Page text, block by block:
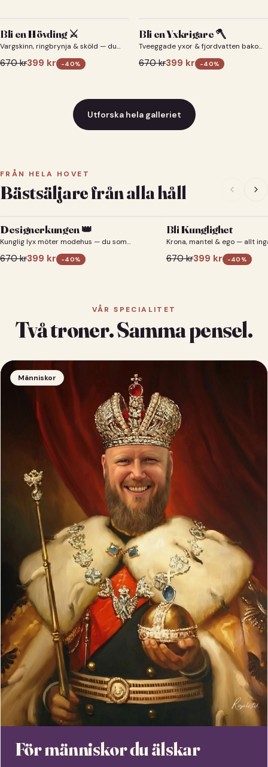
Bli en Hövding ⚔️
Vargskinn, ringbrynja & sköld — du
som nordisk krigsherre ⚔️
670kr399 kr -40%
Bli en Yxkrigare 🪓
Tveeggade yxor & fjordvatten bakom
670kr399 kr -40%
Utforska hela galleriet
FRÅN HELA HOVET
Bästsäljare från alla håll
Designerkungen 👑
Kunglig lyx möter modehus — du som
670kr399 kr -40%
Bli Kunglighet
Krona, mantel & ego — allt
670kr399 kr -40 %
VÅR SPECIALITET
Två troner. Samma pensel.
Människor
För människor du älskar